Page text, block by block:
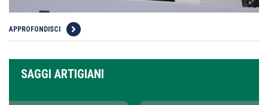
APPROFONDISCI
SAGGI ARTIGIANI